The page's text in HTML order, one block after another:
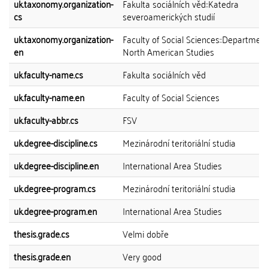
uk.taxonomy.organization-
cs
Fakulta sociálních věd::Katedra
severoamerických studií
uk.taxonomy.organization-
en
Faculty of Social
North American Studies
uk.faculty-name.cs
Fakulta sociálních věd
uk.faculty-name.en
Faculty of Social Sciences
uk.faculty-abbr.cs
FSV
uk.degree-discipline.cs
Mezinárodní teritoriální studia
uk.degree-discipline.en
International Area Studies
uk.degree-program.cs
Mezinárodní teritoriální studia
uk.degree-program.en
International Area Studies
thesis.grade.cs
Velmi dobře
thesis.grade.en
Very good